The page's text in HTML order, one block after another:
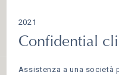
2021
Confidential
Assistenza a una società